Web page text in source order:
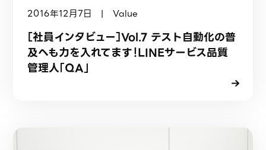
2016年12月7日 | Value
［社員インタビュー］Vol.7 テスト自動化の普
及へも力を入れてます！LINEサービス品質
管理人「QA」